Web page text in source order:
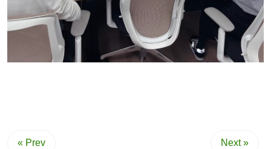
« Prev Next »